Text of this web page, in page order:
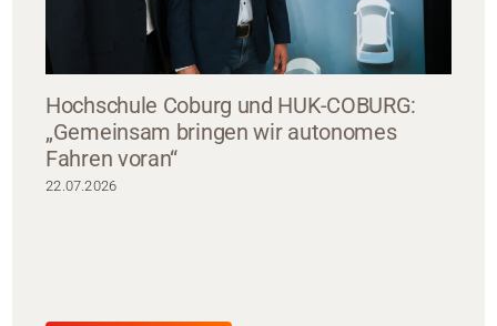
Hochschule Coburg und HUK-COBURG:
„Gemeinsam bringen wir autonomes
Fahren voran“
22.07.2026